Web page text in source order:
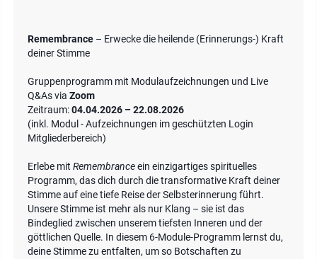
Remembrance – Erwecke die heilende (Erinnerungs-) Kraft
deiner Stimme
Gruppenprogramm mit Modulaufzeichnungen und Live
Q&As via Zoom
Zeitraum:04.04.2026 – 22.08.2026
(inkl. Modul - Aufzeichnungen im geschützten Login
Mitgliederbereich)
Erlebe mit Remembranceein einzigartiges spirituelles
Programm, das dich durch die transformative Kraft deiner
Stimme auf eine tiefe Reise der Selbsterinnerung führt.
Unsere Stimme ist mehr als nur Klang – sie ist das
Bindeglied zwischen unserem tiefsten Inneren und der
göttlichen Quelle. In diesem 6-Module-Programm lernst du,
deine Stimme zu entfalten, um so Botschaften zu